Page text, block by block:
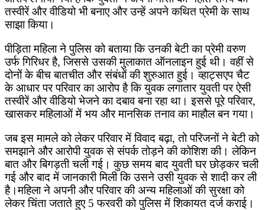
तस्वीरें और वीडियो भी बनाए और उन्हें अपने कथित प्रेमी के साथ
साझा किया।
पीड़िता महिला ने पुलिस को बताया कि उनकी बेटी का प्रेमी वरुण
उर्फ गिरिधर है, जिससे उसकी मुलाकात ऑनलाइन हुई थी। वहीं से
दोनों के बीच बातचीत और संबंधों की शुरुआत हुई। व्हाट्सएप चैट
के आधार पर परिवार का आरोप है कि युवक लगातार युवती पर ऐसी
तस्वीरें और वीडियो भेजने का दबाव बना रहा था। इससे पूरे परिवार,
खासकर महिलाओं में भय और मानसिक तनाव का माहौल बन गया।
जब इस मामले को लेकर परिवार में विवाद बढ़ा, तो परिजनों ने बेटी को
समझाने और आरोपी युवक से संपर्क तोड़ने की कोशिश की। लेकिन
बात और बिगड़ती चली गई। कुछ समय बाद युवती घर छोड़कर चली
गई और बाद में जानकारी मिली कि उसने उसी युवक से शादी कर ली
है।महिला ने अपनी और परिवार की अन्य महिलाओं की सुरक्षा को
लेकर चिंता जताते हुए 5 फरवरी को पुलिस में शिकायत दर्ज कराई।